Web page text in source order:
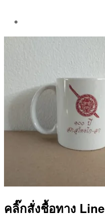
By
คลิ๊กสั่งชื้อทาง Line